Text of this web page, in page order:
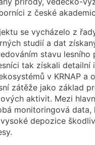
z české
se vycházelo z
studií a dat
stavu lesního
tak získali detailní
v KRNAP a
zátěže jako základ
aktivit. Mezi
monitoringová data,
depozice